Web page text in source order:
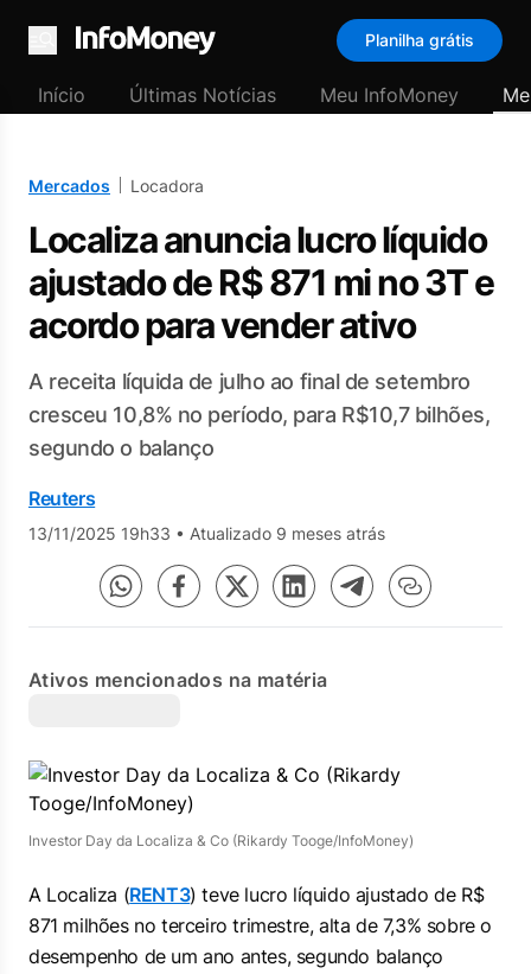
Menu
Planilha grátis
Início Últimas Notícias Meu InfoMoney
Mercados Locadora
Localiza anuncia lucro líquido
ajustado de R$ 871 mi no 3T e
acordo para vender ativo
A receita líquida de julho ao final de setembro
cresceu 10,8% no período, para R$10,7 bilhões,
segundo o balanço
Reuters
13/11/2025 19h33 • Atualizado 9 meses atrás
Ativos mencionados na matéria
Investor Day da Localiza & Co (Rikardy Tooge/InfoMoney)
A Localiza (RENT3) teve lucro líquido ajustado de R$
871 milhões no terceiro trimestre, alta de 7,3% sobre o
desempenho de um ano antes, segundo balanço